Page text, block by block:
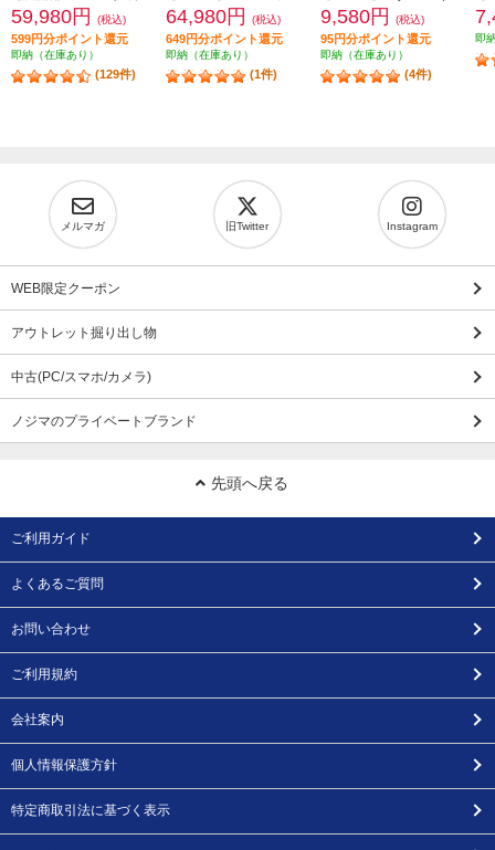
59,980円 (税込)
599円分ポイント還元
即納（在庫あり）
(129件)
64,980円 (税込)
649円分ポイント還元
即納（在庫あり）
(1件)
9,580円 (税込)
95円分ポイント還元
即納（在庫あり）
(4件)
即
メルマガ 旧Twitter Instagram
WEB限定クーポン
アウトレット掘り出し物
中古(PC/スマホ/カメラ)
ノジマのプライベートブランド
先頭へ戻る
ご利用ガイド
よくあるご質問
お問い合わせ
ご利用規約
会社案内
個人情報保護方針
特定商取引法に基づく表示